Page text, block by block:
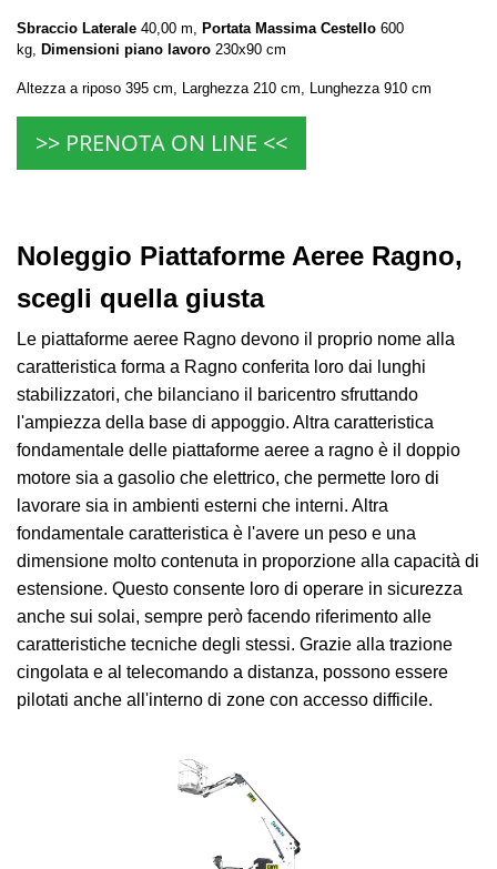
Sbraccio Laterale 40,00 m, Portata Massima Cestello 600
kg, Dimensioni piano lavoro 230x90 cm
Altezza a riposo 395 cm, Larghezza 210 cm, Lunghezza 910 cm
>> PRENOTA ON LINE <<
Noleggio Piattaforme Aeree Ragno,
scegli quella giusta
Le piattaforme aeree Ragno devono il proprio nome alla
caratteristica forma a Ragno conferita loro dai lunghi
stabilizzatori, che bilanciano il baricentro sfruttando
l'ampiezza della base di appoggio. Altra caratteristica
fondamentale delle piattaforme aeree a ragno è il doppio
motore sia a gasolio che elettrico, che permette loro di
lavorare sia in ambienti esterni che interni. Altra
fondamentale caratteristica è l'avere un peso e una
dimensione molto contenuta in proporzione alla capacità di
estensione. Questo consente loro di operare in sicurezza
anche sui solai, sempre però facendo riferimento alle
caratteristiche tecniche degli stessi. Grazie alla trazione
cingolata e al telecomando a distanza, possono essere
pilotati anche all'interno di zone con accesso difficile.